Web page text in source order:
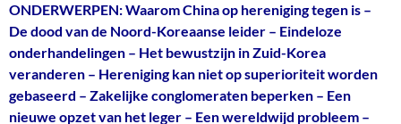
ONDERWERPEN: Waarom China op hereniging tegen is –
De dood van de Noord-Koreaanse leider – Eindeloze
onderhandelingen – Het bewustzijn in Zuid-Korea
veranderen – Hereniging kan niet op superioriteit worden
gebaseerd – Zakelijke conglomeraten beperken – Een
nieuwe opzet van het leger – Een wereldwijd probleem –